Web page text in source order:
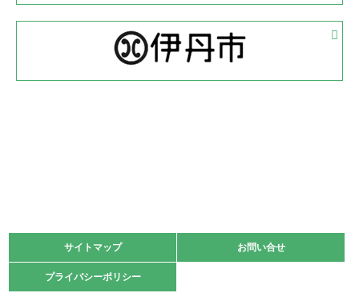
2022.05.05
体育協会長杯 バドミントン競技の部
2022.05.22
緑ケ丘体育館
2021.10.23
卓球選手権大会ラージボールの部開催☆
サイトマップ お問い合せ
プライバシーポリシー
サイトマップ お問い合せ
プライバシーポリシー